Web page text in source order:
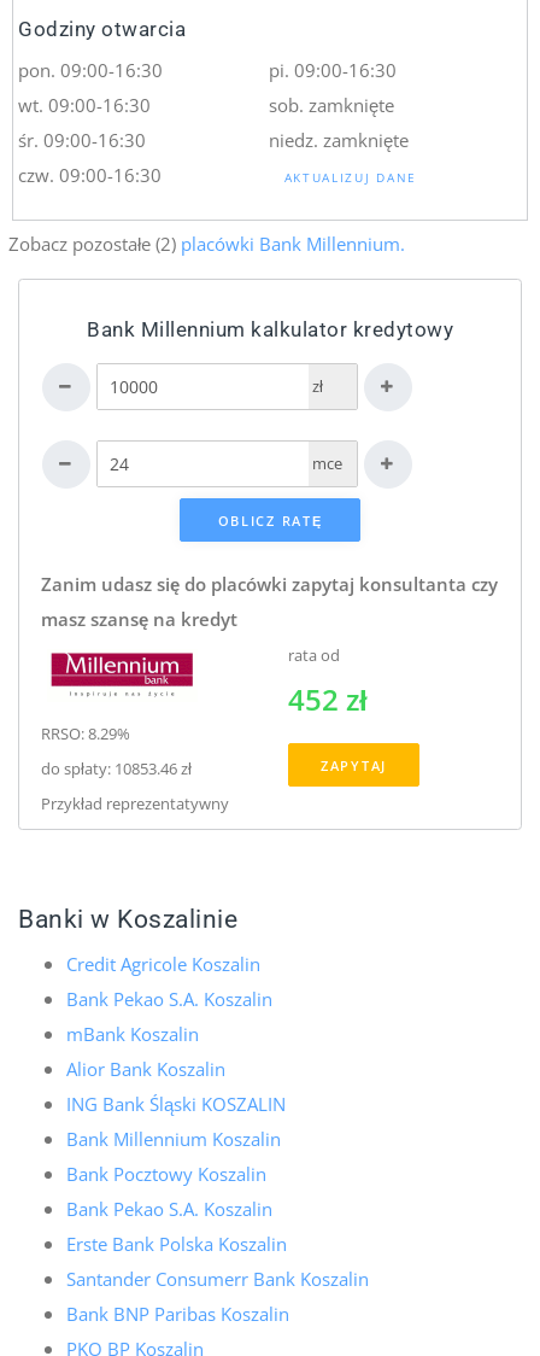
Godziny otwarcia
pon. 09:00-16:30
wt. 09:00-16:30
śr. 09:00-16:30
czw. 09:00-16:30
pi. 09:00-16:30
sob. zamknięte
niedz. zamknięte
AKTUALIZUJ DANE
Zobacz pozostałe (2) placówki Bank Millennium.
Bank Millennium kalkulator kredytowy
zł
mce
Zanim udasz się do placówki zapytaj konsultanta czy
masz szansę na kredyt
RRSO: 8.29%
do spłaty: 10853.46 zł
Przykład reprezentatywny
rata od
452 zł
ZAPYTAJ
Banki w Koszalinie
Credit Agricole Koszalin
Bank Pekao S.A. Koszalin
mBank Koszalin
Alior Bank Koszalin
ING Bank Śląski KOSZALIN
Bank Millennium Koszalin
Bank Pocztowy Koszalin
Bank Pekao S.A. Koszalin
Erste Bank Polska Koszalin
Santander Consumerr Bank Koszalin
Bank BNP Paribas Koszalin
PKO BP Koszalin